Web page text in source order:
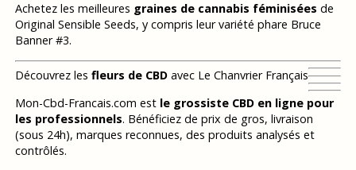
Achetez les meilleures graines de cannabis féminisées de
Original Sensible Seeds, y compris leur variété phare Bruce
Banner #3.
Découvrez les fleurs de CBDavec Le Chanvrier Français
Mon-Cbd-Francais.com est le grossiste CBD en ligne pour
les professionnels. Bénéficiez de prix de gros, livraison
(sous 24h), marques reconnues, des produits analysés et
contrôlés.